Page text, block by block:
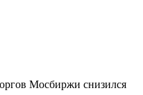
Мосбиржи снизился